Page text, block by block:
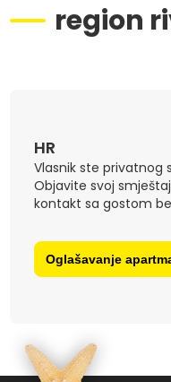
region
HR
Vlasnik ste privatnog
Objavite svoj
kontakt sa gostom
Oglašavanje